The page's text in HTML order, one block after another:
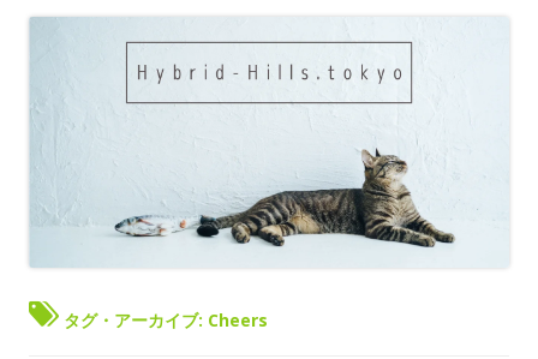
タグ・アーカイブ: Cheers